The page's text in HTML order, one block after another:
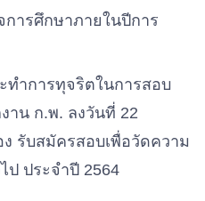
การศึกษาภายในปีการ
ทําการทุจริตในการสอบ
าน ก.พ. ลงวันที่ 22
ง รับสมัครสอบเพื่อวัดความ
ป ประจําปี 2564